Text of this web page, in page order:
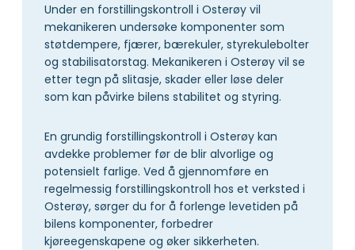
Under en forstillingskontroll i Osterøy vil
mekanikeren undersøke komponenter som
støtdempere, fjærer, bærekuler, styrekulebolter
og stabilisatorstag. Mekanikeren i Osterøy vil se
etter tegn på slitasje, skader eller løse deler
som kan påvirke bilens stabilitet og styring.
En grundig forstillingskontroll i Osterøy kan
avdekke problemer før de blir alvorlige og
potensielt farlige. Ved å gjennomføre en
regelmessig forstillingskontroll hos et verksted i
Osterøy, sørger du for å forlenge levetiden på
bilens komponenter, forbedrer
kjøreegenskapene og øker sikkerheten.